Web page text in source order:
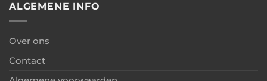
ALGEMENE INFO
Over ons
Contact